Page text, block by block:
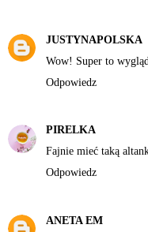
JUSTYNAPOLSKA
Wow! Super to
Odpowiedz
PIRELKA
Fajnie mieć taką
Odpowiedz
ANETA EM